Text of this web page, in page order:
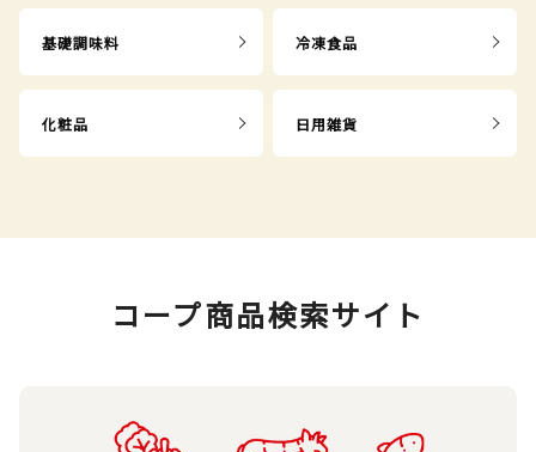
基礎調味料 冷凍食品
化粧品 日用雑貨
コープ商品検索サイト